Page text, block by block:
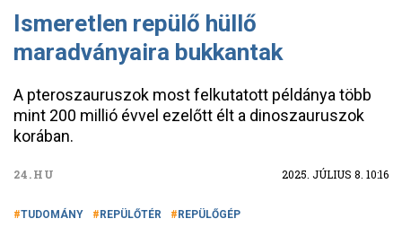
Ismeretlen repülő hüllő
maradványaira bukkantak
A pteroszauruszok most felkutatott példánya több
mint 200 millió évvel ezelőtt élt a dinoszauruszok
korában.
24.HU 2025. JÚLIUS 8. 10:16
TUDOMÁNY REPÜLŐTÉR REPÜLŐGÉP